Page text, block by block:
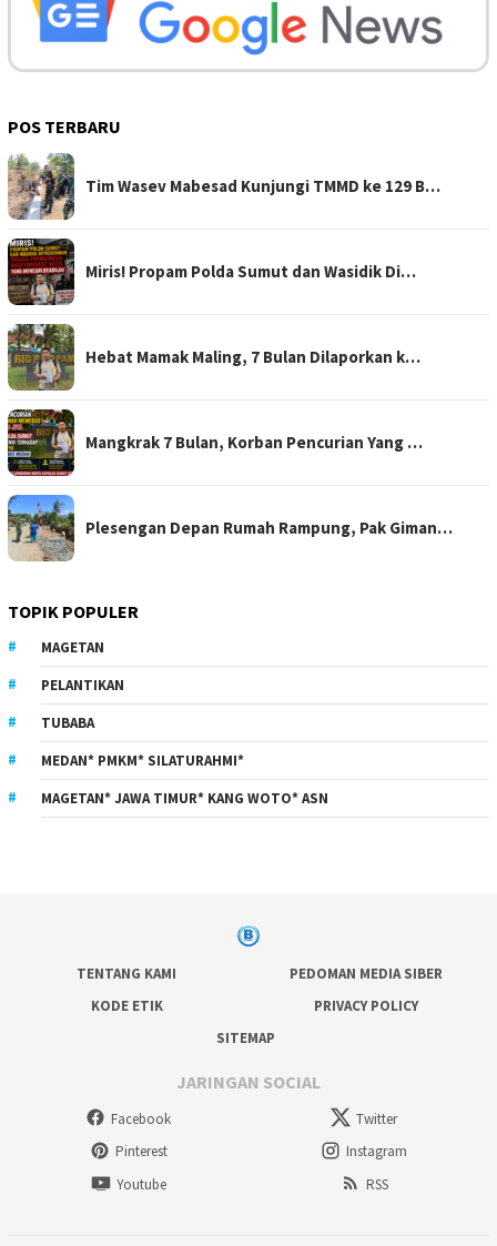
POS TERBARU
Tim Wasev Mabesad Kunjungi TMMD ke 129 B…
Miris! Propam Polda Sumut dan Wasidik Di…
Hebat Mamak Maling, 7 Bulan Dilaporkan k…
Mangkrak 7 Bulan, Korban Pencurian Yang …
Plesengan Depan Rumah Rampung, Pak Giman…
TOPIK POPULER
MAGETAN
PELANTIKAN
TUBABA
MEDAN* PMKM* SILATURAHMI*
MAGETAN* JAWA TIMUR* KANG WOTO* ASN
TENTANG KAMI
PEDOMAN MEDIA SIBER
KODE ETIK
PRIVACY POLICY
SITEMAP
JARINGAN SOCIAL
Facebook
Twitter
Pinterest
Instagram
Youtube
RSS